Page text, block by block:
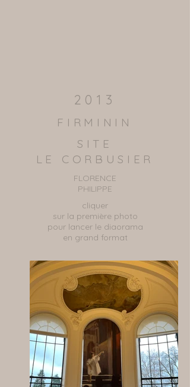
2013
FIRMININ
SITE
LE CORBUSIER
FLORENCE
PHILIPPE
cliquer
sur la première photo
pour lancer le diaorama
en grand format